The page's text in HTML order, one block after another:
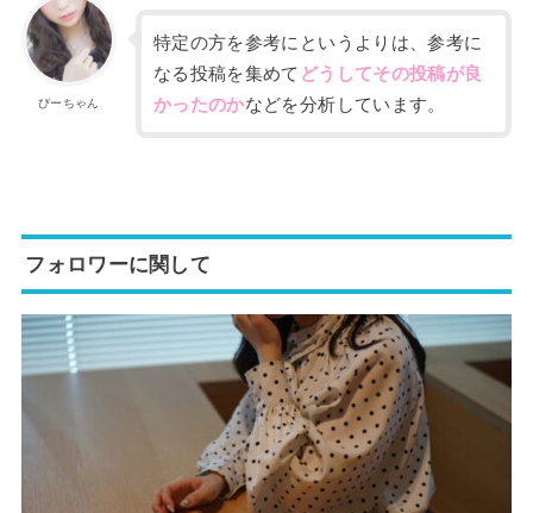
ぴーちゃん
特定の方を参考にというよりは、参考に
なる投稿を集めて どうしてその投稿が良
かったのかなどを分析しています。
フォロワーに関して